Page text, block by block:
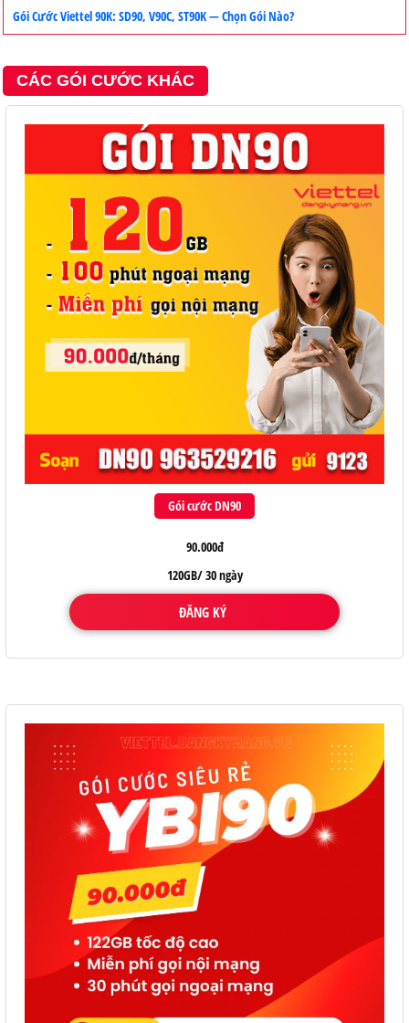
Gói Cước Viettel 90K: SD90, V90C, ST90K — Chọn Gói Nào?
CÁC GÓI CƯỚC KHÁC
Gói cước DN90
90.000đ
120GB/ 30 ngày
ĐĂNG KÝ